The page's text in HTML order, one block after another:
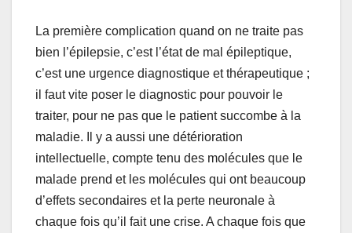
La première complication quand on ne traite pas
bien l’épilepsie, c’est l’état de mal épileptique,
c’est une urgence diagnostique et thérapeutique ;
il faut vite poser le diagnostic pour pouvoir le
traiter, pour ne pas que le patient succombe à la
maladie. Il y a aussi une détérioration
intellectuelle, compte tenu des molécules que le
malade prend et les molécules qui ont beaucoup
d’effets secondaires et la perte neuronale à
chaque fois qu’il fait une crise. A chaque fois que